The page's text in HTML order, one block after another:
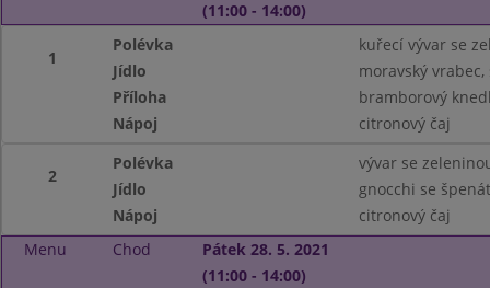
(11:00 - 14:00)
1
Polévka
kuřecí vývar se
Jídlo
moravský
Příloha
bramborový
Nápoj
citronový čaj
2
Polévka
vývar se
Jídlo
gnocchi se
Nápoj
citronový čaj
Menu
Chod
Pátek 28. 5. 2021
(11:00 - 14:00)